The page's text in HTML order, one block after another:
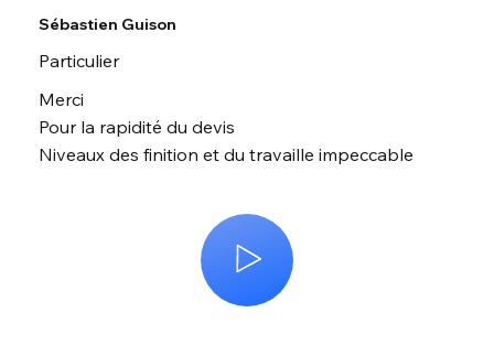
Sébastien Guison
Particulier
Merci
Pour la rapidité du devis
Niveaux des finition et du travaille impeccable